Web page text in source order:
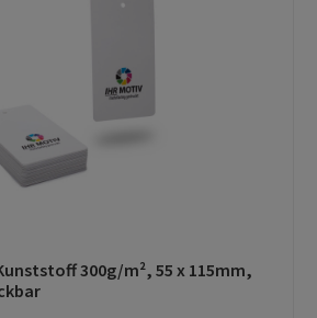
von 0 von 5 Sternen
300g/m², 55 x 115mm,